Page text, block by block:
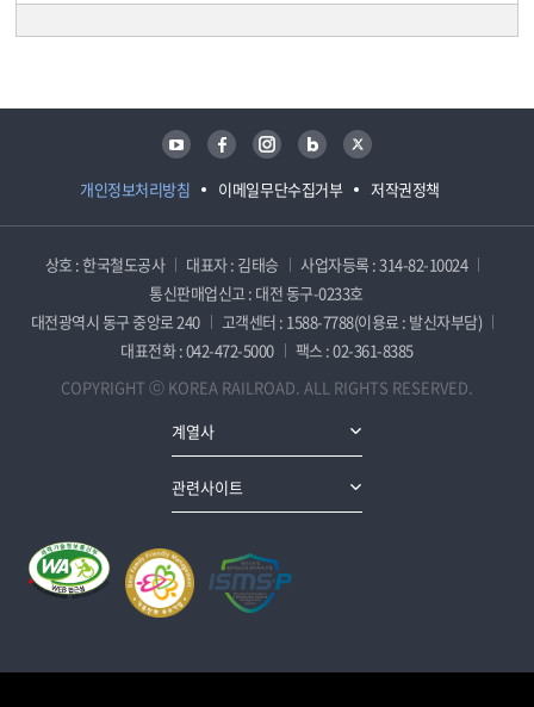
개인정보처리방침 이메일무단수집거부 저작권정책
유튜브 페이스북 인스타그램 블로그 트위터
상호 : 한국철도공사 대표자 : 김태승
사업자등록 : 314-82-10024
통신판매업신고 : 대전 동구-0233호
대전광역시 동구 중앙로 240
고객센터 : 1588-7788(이용료 : 발신자부담)
대표전화 : 042-472-5000
팩스 : 02-361-8385
COPYRIGHT ⓒ KOREA RAILROAD. ALL RIGHTS RESERVED.
계열사
관련사이트